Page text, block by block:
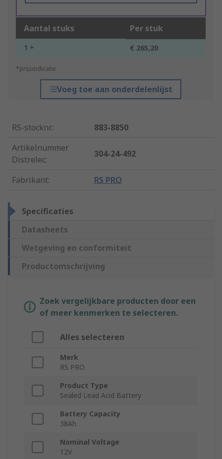
Aantal stuks Per stuk
1 + € 265,20
*prijsindicatie
Voeg toe aan onderdelenlijst
RS-stocknr.:
883-8850
Artikelnummer
Distrelec:
304-24-492
Fabrikant: RS PRO
Specificaties
Datasheets
Wetgeving en conformiteit
Productomschrijving
Zoek vergelijkbare producten door een
of meer kenmerken te selecteren.
Alles selecteren
Merk
RS PRO
Product Type
Sealed Lead Acid Battery
Battery Capacity
38Ah
Nominal Voltage
12V